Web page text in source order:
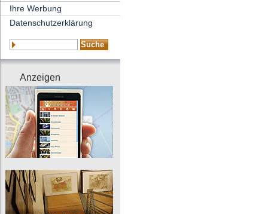
Ihre Werbung
Datenschutzerklärung
Anzeigen